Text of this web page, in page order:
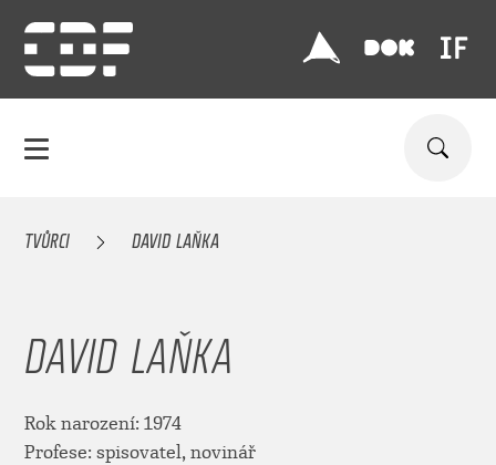
TVŮRCI DAVID LAŇKA
DAVID LAŇKA
Rok narození: 1974
Profese: spisovatel, novinář